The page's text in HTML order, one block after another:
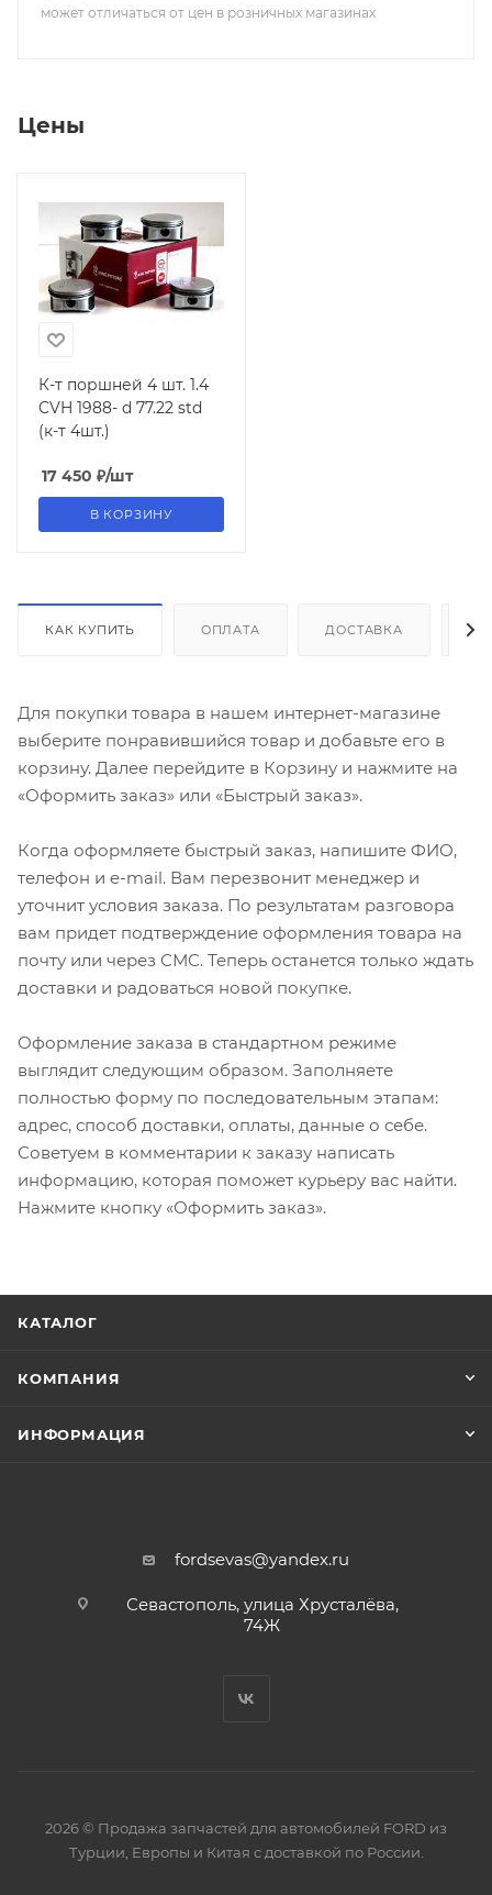
может отличаться от цен в розничных магазинах
Цены
К-т поршней 4 шт. 1.4
CVH 1988- d 77.22 std
(к-т 4шт.)
17 450 ₽/шт
В КОРЗИНУ
КАК КУПИТЬ ОПЛАТА ДОСТАВКА
Для покупки товара в нашем интернет-магазине
выберите понравившийся товар и добавьте его в
корзину. Далее перейдите в Корзину и нажмите на
«Оформить заказ» или «Быстрый заказ».
Когда оформляете быстрый заказ, напишите ФИО,
телефон и e-mail. Вам перезвонит менеджер и
уточнит условия заказа. По результатам разговора
вам придет подтверждение оформления товара на
почту или через СМС. Теперь останется только ждать
доставки и радоваться новой покупке.
Оформление заказа в стандартном режиме
выглядит следующим образом. Заполняете
полностью форму по последовательным этапам:
адрес, способ доставки, оплаты, данные о себе.
Советуем в комментарии к заказу написать
информацию, которая поможет курьеру вас найти.
Нажмите кнопку «Оформить заказ».
КАТАЛОГ
КОМПАНИЯ
ИНФОРМАЦИЯ
fordsevas@yandex.ru
Севастополь, улица Хрусталёва,
74Ж
2026 © Продажа запчастей для автомобилей FORD из
Турции, Европы и Китая с доставкой по России.